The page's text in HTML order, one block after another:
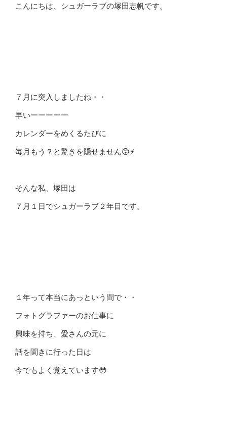
こんにちは、シュガーラブの塚田志帆です。
７月に突入しましたね・・
早いーーーーー
カレンダーをめくるたびに
毎月もう？と驚きを隠せません😲⚡
そんな私、塚田は
７月１日でシュガーラブ２年目です。
１年って本当にあっという間で・・
フォトグラファーのお仕事に
興味を持ち、愛さんの元に
話を聞きに行った日は
今でもよく覚えています😳